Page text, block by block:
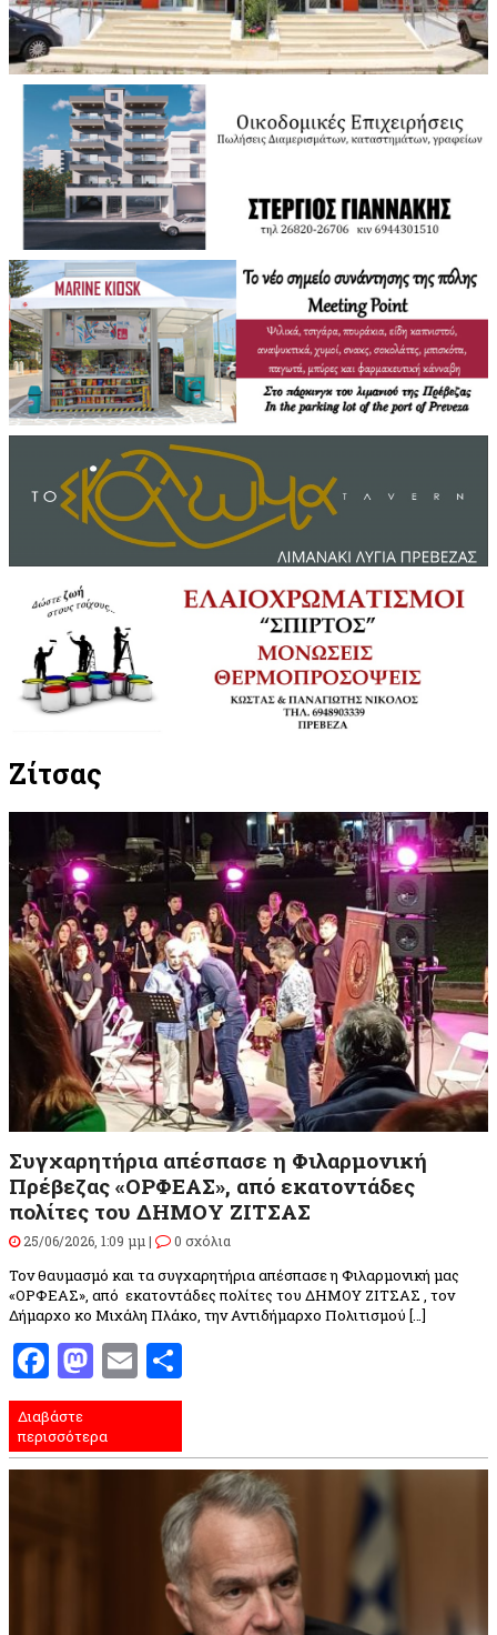
Ζίτσας
Συγχαρητήρια απέσπασε η Φιλαρμονική
Πρέβεζας «ΟΡΦΕΑΣ», από εκατοντάδες
πολίτες του ΔΗΜΟΥ ΖΙΤΣΑΣ
25/06/2026, 1:09 μμ | 0 σχόλια
Τον θαυμασμό και τα συγχαρητήρια απέσπασε η Φιλαρμονική μας
«ΟΡΦΕΑΣ», από εκατοντάδες πολίτες του ΔΗΜΟΥ ΖΙΤΣΑΣ , τον
Δήμαρχο κο Μιχάλη Πλάκο, την Αντιδήμαρχο Πολιτισμού […]
Facebook
Mastodon
Email
Διαβάστε
περισσότερα